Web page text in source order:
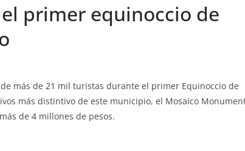
primer equinoccio de
más de 21 mil turistas durante el primer Equinoccio de
más distintivo de este municipio, el Mosaico
de 4 millones de pesos.